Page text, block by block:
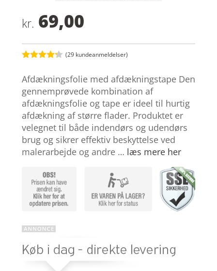
kr. 69,00
ud af 5
baseret
på
kundebedø
mmelser
(29 kundeanmeldelser)
Afdækningsfolie med afdækningstape Den
gennemprøvede kombination af
afdækningsfolie og tape er ideel til hurtig
afdækning af større flader. Produktet er
velegnet til både indendørs og udendørs
brug og sikrer effektiv beskyttelse ved
malerarbejde og andre … læs mere her